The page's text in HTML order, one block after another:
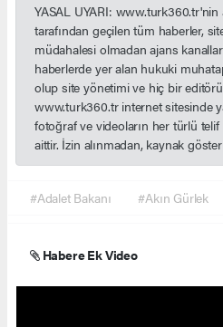
YASAL UYARI:
tarafından geçilen tüm haberler,
müdahalesi olmadan ajans
haberlerde yer alan hukuki
olup site yönetimi ve hiç bir
www.turk360.tr internet sitesinde
fotoğraf ve videoların her türlü
aittir. İzin alınmadan, kaynak
#Adalet Bakanı #Akın Gürlek
Habere Ek Video